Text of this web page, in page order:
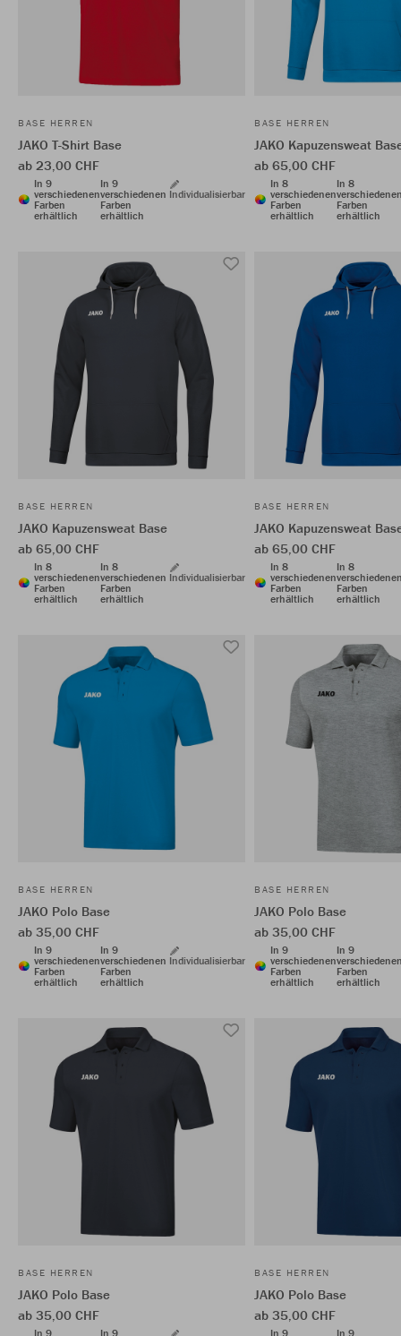
BASE HERREN
JAKO T-Shirt Base
ab 23,00 CHF
In 9
verschiedenen
Farben
erhältlich
In 9
verschiedenen
Farben
erhältlich
Individualisierbar
BASE HERREN
JAKO Kapuzensweat
ab 65,00 CHF
In 8
verschiedenen
Farben
erhältlich
In 8
Farben
erhältlich
BASE HERREN
JAKO Kapuzensweat Base
ab 65,00 CHF
In 8
verschiedenen
Farben
erhältlich
In 8
verschiedenen
Farben
erhältlich
Individualisierbar
BASE HERREN
JAKO Kapuzensweat
ab 65,00 CHF
In 8
verschiedenen
Farben
erhältlich
In 8
Farben
erhältlich
BASE HERREN
JAKO Polo Base
ab 35,00 CHF
In 9
verschiedenen
Farben
erhältlich
In 9
verschiedenen
Farben
erhältlich
Individualisierbar
BASE HERREN
JAKO Polo Base
ab 35,00 CHF
In 9
verschiedenen
Farben
erhältlich
In 9
Farben
erhältlich
BASE HERREN
JAKO Polo Base
ab 35,00 CHF
In 9 In 9
BASE HERREN
JAKO Polo Base
ab 35,00 CHF
In 9 In 9